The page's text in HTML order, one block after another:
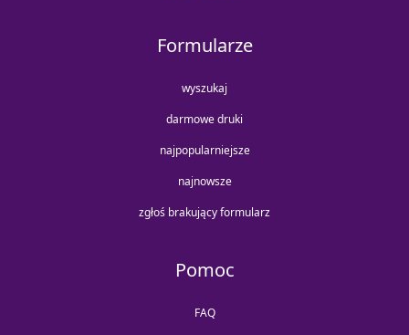
Formularze
wyszukaj
darmowe druki
najpopularniejsze
najnowsze
zgłoś brakujący formularz
Pomoc
FAQ